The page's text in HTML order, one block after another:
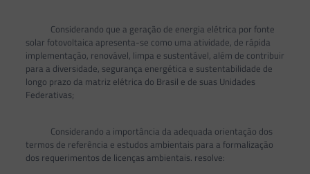
Considerando que a geração de energia elétrica por fonte
solar fotovoltaica apresenta-se como uma atividade, de rápida
implementação, renovável, limpa e sustentável, além de contribuir
para a diversidade, segurança energética e sustentabilidade de
longo prazo da matriz elétrica do Brasil e de suas Unidades
Federativas;
Considerando a importância da adequada orientação dos
termos de referência e estudos ambientais para a formalização
dos requerimentos de licenças ambientais. resolve: